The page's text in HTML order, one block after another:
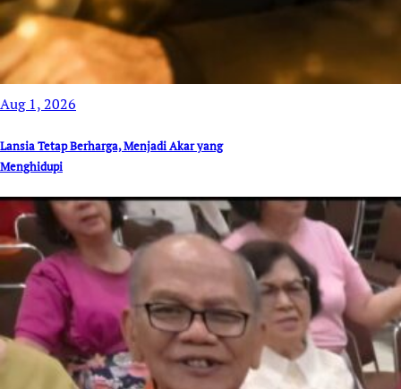
Aug 1, 2026
Lansia Tetap Berharga, Menjadi Akar yang
Menghidupi